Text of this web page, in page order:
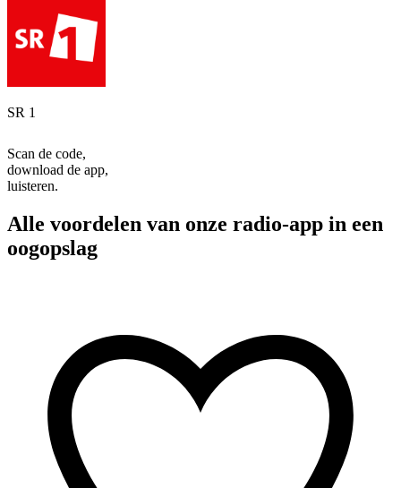
SR 1
Scan de code,
download de app,
luisteren.
Alle voordelen van onze radio-app in een
oogopslag